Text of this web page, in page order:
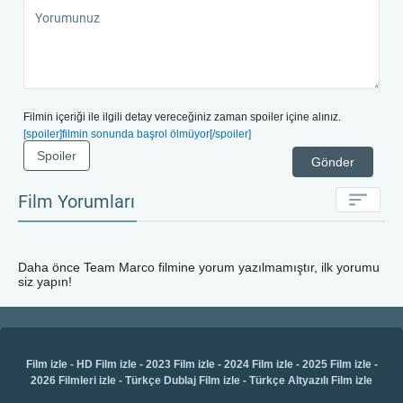
mi?
Filmin içeriği ile ilgili detay vereceğiniz zaman spoiler içine alınız.
[spoiler]filmin sonunda başrol ölmüyor[/spoiler]
Gönder
Spoiler
Film Yorumları
Daha önce Team Marco filmine yorum yazılmamıştır, ilk yorumu
siz yapın!
Film izle- HD Film izle- 2023 Film izle- 2024 Film izle- 2025 Film izle-
2026 Filmleri izle - Türkçe Dublaj Film izle - Türkçe Altyazılı Film izle